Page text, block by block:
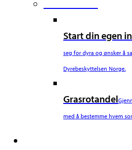
Start din egen
seg for dyra og ønsker å
Dyrebeskyttelsen Norge.
Grasrotandel
med å bestemme hvem